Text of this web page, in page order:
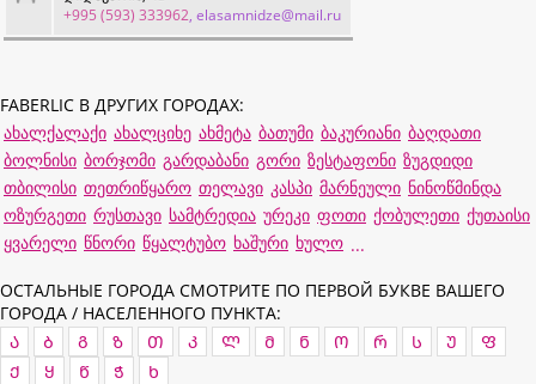
+995 (593) 333962, elasamnidze@mail.ru
FABERLIC В ДРУГИХ ГОРОДАХ:
ახალქალაქი ახალციხე ახმეტა ბათუმი ბაკურიანი ბაღდათი
ბოლნისი ბორჯომი გარდაბანი გორი ზესტაფონი ზუგდიდი
თბილისი თეთრიწყარო თელავი კასპი მარნეული ნინოწმინდა
ოზურგეთი რუსთავი სამტრედია ურეკი ფოთი ქობულეთი ქუთაისი
ყვარელი წნორი წყალტუბო ხაშური ხულო ...
ОСТАЛЬНЫЕ ГОРОДА СМОТРИТЕ ПО ПЕРВОЙ БУКВЕ ВАШЕГО
ГОРОДА / НАСЕЛЕННОГО ПУНКТА:
Ა
Ბ Გ Ზ Თ Კ Ლ Მ Ნ Ო Რ Ს Უ
Ფ
Ქ
Ყ Წ Ჭ Ხ